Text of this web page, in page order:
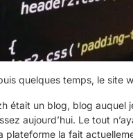
quelques temps, le site
était un blog, blog
aujourd’hui. Le tout
la fait